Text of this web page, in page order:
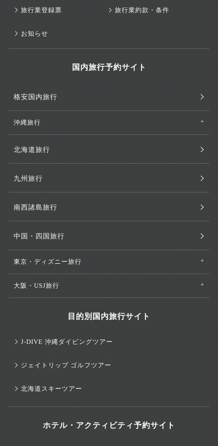
旅行業登録票 旅行業約款・条件
お知らせ
国内旅行予約サイト
格安国内旅行
沖縄旅行
北海道旅行
九州旅行
南西諸島旅行
中国・四国旅行
東京・ディズニー旅行
大阪・USJ旅行
目的別国内旅行サイト
J-DIVE 沖縄ダイビングツアー
ジェイトリップ ゴルフツアー
北海道スキーツアー
ホテル・アクティビティ予約サイト